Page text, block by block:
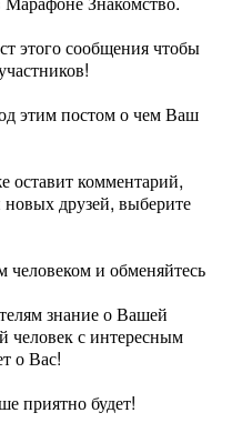
этого сообщения чтобы
этим постом о чем Ваш
оставит комментарий,
друзей, выберите
и обменяйтесь
знание о Вашей
человек с интересным
о Вас!
приятно будет!